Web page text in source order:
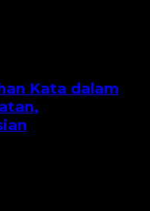
Kata dalam